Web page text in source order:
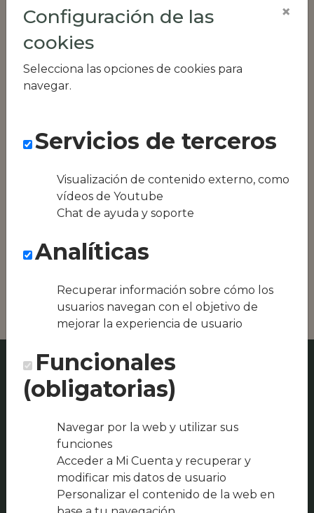
semanalmente
Factura única
Acceso individual
RR.HH
equipos híbridos
Conseguimos la
oferta local de tu
ser La Barraqueta o
Configuración de las
cookies
Selecciona las opciones de cookies para
navegar.
×
Servicios de terceros
Visualización de contenido externo, como
vídeos de Youtube
Chat de ayuda y soporte
Analíticas
Recuperar información sobre cómo los
usuarios navegan con el objetivo de
mejorar la experiencia de usuario
Funcionales
(obligatorias)
Navegar por la web y utilizar sus
funciones
Acceder a Mi Cuenta y recuperar y
modificar mis datos de usuario
Personalizar el contenido de la web en